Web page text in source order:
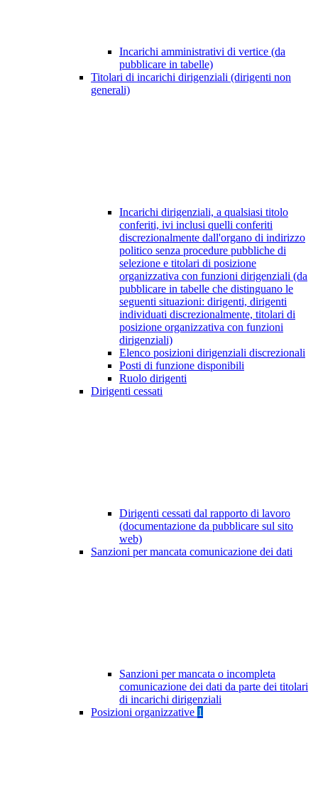
Incarichi amministrativi di vertice (da
pubblicare in tabelle)
Titolari di incarichi dirigenziali (dirigenti non
generali)
Incarichi dirigenziali, a qualsiasi titolo
conferiti, ivi inclusi quelli conferiti
discrezionalmente dall'organo di indirizzo
politico senza procedure pubbliche di
selezione e titolari di posizione
organizzativa con funzioni dirigenziali (da
pubblicare in tabelle che distinguano le
seguenti situazioni: dirigenti, dirigenti
individuati discrezionalmente, titolari di
posizione organizzativa con funzioni
dirigenziali)
Elenco posizioni dirigenziali discrezionali
Posti di funzione disponibili
Ruolo dirigenti
Dirigenti cessati
Dirigenti cessati dal rapporto di lavoro
(documentazione da pubblicare sul sito
web)
Sanzioni per mancata comunicazione dei dati
Sanzioni per mancata o incompleta
comunicazione dei dati da parte dei titolari
di incarichi dirigenziali
Posizioni organizzative 1